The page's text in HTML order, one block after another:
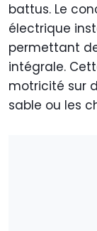
battus. Le
électrique
permettant
intégrale.
motricité sur
sable ou les